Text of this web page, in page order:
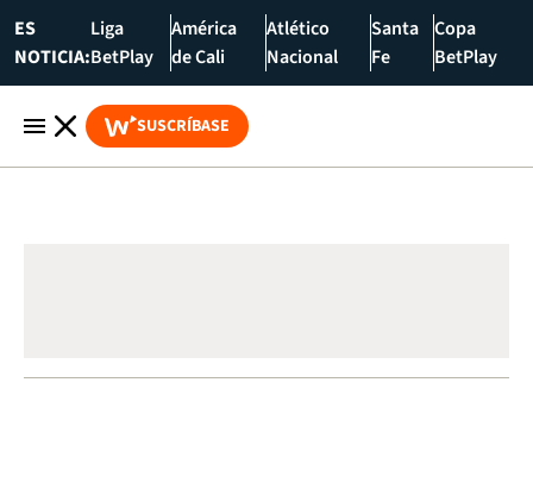
ES
NOTICIA:
Liga
BetPlay
América
de Cali
Atlético
Nacional
Santa
Fe
Copa
BetPlay
SUSCRÍBASE